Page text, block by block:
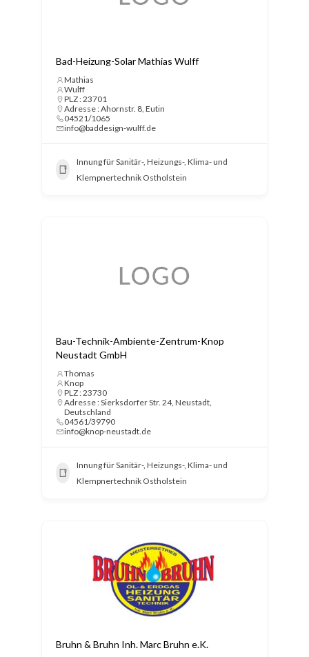
Bad-Heizung-Solar Mathias Wulff
Mathias
Wulff
PLZ : 23701
Adresse : Ahornstr. 8, Eutin
04521/1065
info@baddesign-wulff.de
Innung für Sanitär-, Heizungs-, Klima- und
Klempnertechnik Ostholstein
Bau-Technik-Ambiente-Zentrum-Knop
Neustadt GmbH
Thomas
Knop
PLZ : 23730
Adresse : Sierksdorfer Str. 24, Neustadt,
Deutschland
04561/39790
info@knop-neustadt.de
Innung für Sanitär-, Heizungs-, Klima- und
Klempnertechnik Ostholstein
Bruhn & Bruhn Inh. Marc Bruhn e.K.